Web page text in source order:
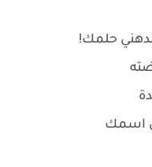
حلمك!
اسمك